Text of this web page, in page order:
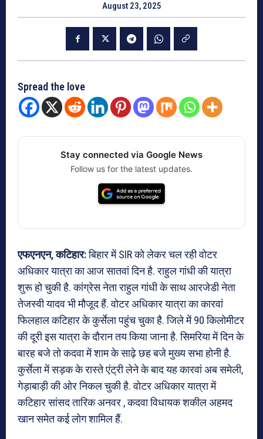
August 23, 2025
Spread the love
Stay connected via Google News
Follow us for the latest updates.
एफएनएन, कटिहार:बिहार में SIR को लेकर चल रही वोटर
अधिकार यात्रा का आज सातवां दिन है. राहुल गांधी की यात्रा
शुरू हो चुकी है. कांग्रेस नेता राहुल गांधी के साथ आरजेडी नेता
तेजस्वी यादव भी मौजूद हैं. वोटर अधिकार यात्रा का कारवां
फिलहाल कटिहार के कुर्सेला पहुंच चुका है. जिले में 90 किलोमीटर
की दूरी इस यात्रा के दौरान तय किया जाना है. सिमरिया में दिन के
बारह बजे तो कदवा में शाम के साढ़े छह बजे मुख्य सभा होनी है.
कुर्सेला में सड़क के रास्ते एंट्री लेने के बाद यह कारवां अब समेली,
गेड़ाबाड़ी की ओर निकल चुकी है. वोटर अधिकार यात्रा में
कटिहार सांसद तारिक अनवर , कदवा विधायक शकील अहमद
खान समेत कई लोग शामिल हैं.